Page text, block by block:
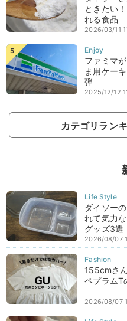
ときたい
れる食品
2026/03/11
ファミマ
ま用ケー
弾
2025/12/12
カテゴリラン
ダイソー
れて気力
グッズ3選
2026/08/07
155cmさ
ペプラムT
2026/08/07